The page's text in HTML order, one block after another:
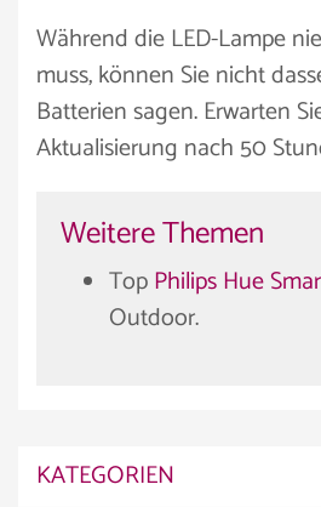
Während die LED-Lampe
muss, können Sie nicht
Batterien sagen. Erwarten
Aktualisierung nach 50
Weitere Themen
TopPhilips Hue
Outdoor.
KATEGORIEN